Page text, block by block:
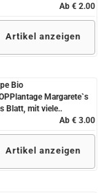
Ab € 2.00
Artikel anzeigen
Bio
Margarete`s
Blatt, mit viele..
Ab € 3.00
Artikel anzeigen